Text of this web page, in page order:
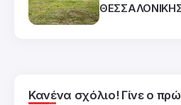
Κανένα σχόλιο! Γίνε ο